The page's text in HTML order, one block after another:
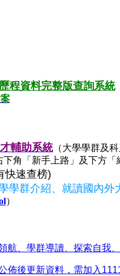
程資料完整版查詢系統
輔助系統（大學學群及
角「新手上路」及下方「
快速查榜)
學群介紹、就讀國內外
）
航、學群導讀、探索自我
佈後更新資料，需加入